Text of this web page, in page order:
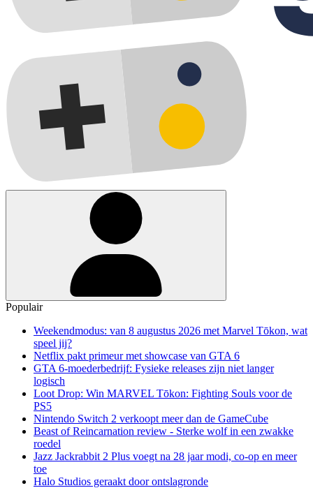
Populair
Weekendmodus: van 8 augustus 2026 met Marvel Tōkon, wat
speel jij?
Netflix pakt primeur met showcase van GTA 6
GTA 6-moederbedrijf: Fysieke releases zijn niet langer
logisch
Loot Drop: Win MARVEL Tōkon: Fighting Souls voor de
PS5
Nintendo Switch 2 verkoopt meer dan de GameCube
Beast of Reincarnation review - Sterke wolf in een zwakke
roedel
Jazz Jackrabbit 2 Plus voegt na 28 jaar modi, co-op en meer
toe
Halo Studios geraakt door ontslagronde